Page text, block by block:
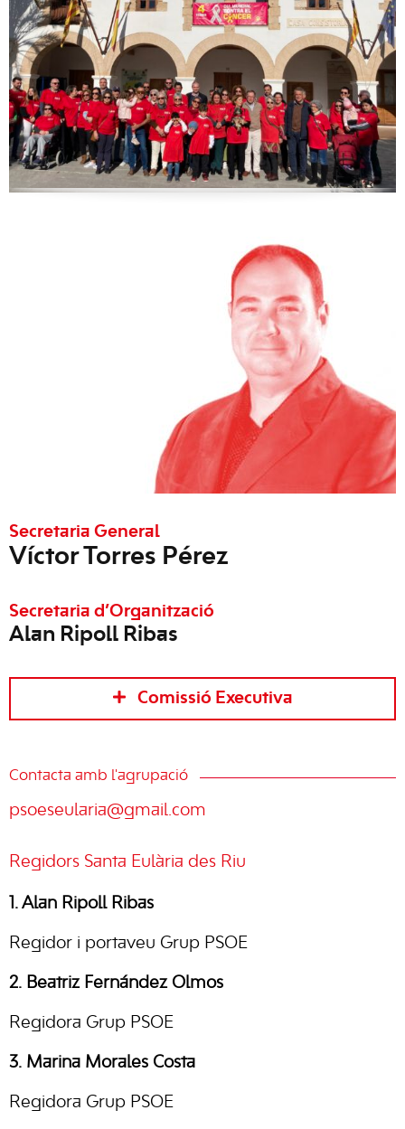
Secretaria General
Víctor Torres Pérez
Secretaria d’Organització
Alan Ripoll Ribas
Comissió Executiva
Contacta amb l'agrupació
psoeseularia@gmail.com
Regidors Santa Eulària des Riu
1. Alan Ripoll Ribas
Regidor i portaveu Grup PSOE
2. Beatriz Fernández Olmos
Regidora Grup PSOE
3. Marina Morales Costa
Regidora Grup PSOE